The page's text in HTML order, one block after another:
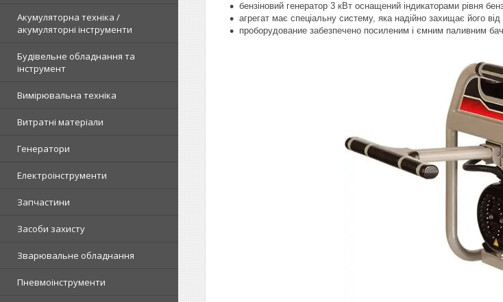
Акумуляторна техніка /
акумуляторні інструменти
Будівельне обладнання та
інструмент
Вимірювальна техніка
Витратні матеріали
Генератори
Електроінструменти
Запчастини
Засоби захисту
Зварювальне обладнання
Пневмоінструменти
бензіновий генератор 3 кВт оснащений індикаторами рівня
агрегат має спеціальну систему, яка надійно захищає його
проборудование забезпечено посиленим і ємним паливним